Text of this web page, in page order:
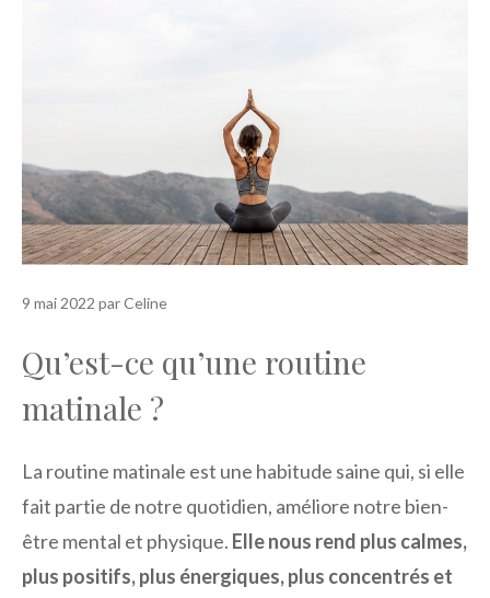
9 mai 2022 parCeline
Qu’est-ce qu’une routine
matinale ?
La routine matinale est une habitude saine qui, si elle
fait partie de notre quotidien, améliore notre bien-
être mental et physique. Elle nous rend plus calmes,
plus positifs, plus énergiques, plus concentrés et